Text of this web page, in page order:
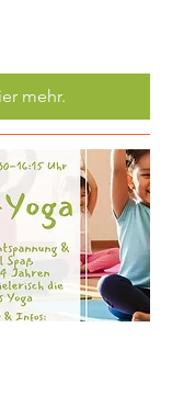
mehr.